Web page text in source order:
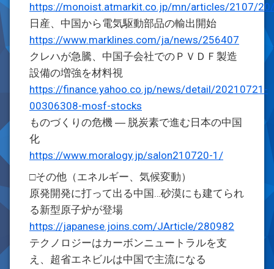
https://monoist.atmarkit.co.jp/mn/articles/2107/
日産、中国から電気駆動部品の輸出開始
https://www.marklines.com/ja/news/256407
クレハが急騰、中国子会社でのＰＶＤＦ製造
設備の増強を材料視
https://finance.yahoo.co.jp/news/detail/20210721-
00306308-mosf-stocks
ものづくりの危機 ― 脱炭素で進む日本の中国
化
https://www.moralogy.jp/salon210720-1/
□その他（エネルギー、気候変動）
原発開発に打って出る中国…砂漠にも建てられ
る新型原子炉が登場
https://japanese.joins.com/JArticle/280982
テクノロジーはカーボンニュートラルを支
え、超省エネビルは中国で主流になる